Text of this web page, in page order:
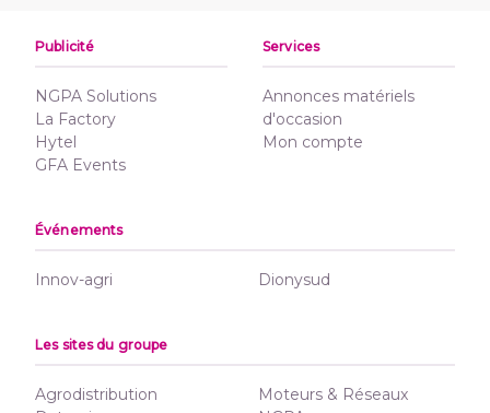
Publicité
NGPA Solutions
La Factory
Hytel
GFA Events
Services
Annonces matériels
d'occasion
Mon compte
Événements
Innov-agri Dionysud
Les sites du groupe
Agrodistribution
Moteurs & Réseaux